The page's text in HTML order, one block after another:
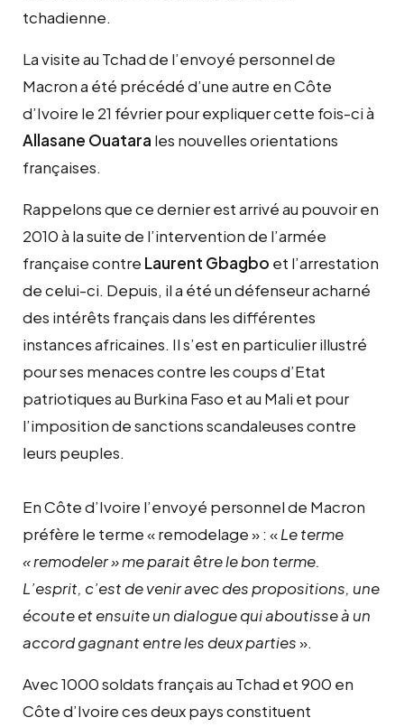
tchadienne.
La visite au Tchad de l’envoyé personnel de
Macron a été précédé d’une autre en Côte
d’Ivoire le 21 février pour expliquer cette fois-ci à
Allasane Ouatara les nouvelles orientations
françaises.
Rappelons que ce dernier est arrivé au pouvoir en
2010 à la suite de l’intervention de l’armée
française contre Laurent Gbagbo et l’arrestation
de celui-ci. Depuis, il a été un défenseur acharné
des intérêts français dans les différentes
instances africaines. Il s’est en particulier illustré
pour ses menaces contre les coups d’Etat
patriotiques au Burkina Faso et au Mali et pour
l’imposition de sanctions scandaleuses contre
leurs peuples.
En Côte d’Ivoire l’envoyé personnel de Macron
préfère le terme « remodelage » : «Le terme
« remodeler » me parait être le bon terme.
L’esprit, c’est de venir avec des propositions, une
écoute et ensuite un dialogue qui aboutisse à un
accord gagnant entre les deux parties».
Avec 1000 soldats français au Tchad et 900 en
Côte d’Ivoire ces deux pays constituent